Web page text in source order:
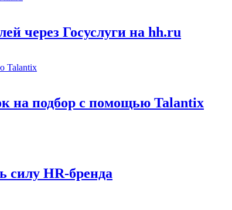
через Госуслуги на hh.ru
на подбор с помощью Talantix
силу HR-бренда